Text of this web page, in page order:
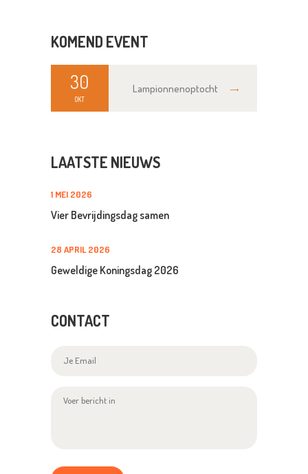
KOMEND EVENT
30
OKT
Lampionnenoptocht
LAATSTE NIEUWS
1 MEI 2026
Vier Bevrijdingsdag samen
28 APRIL 2026
Geweldige Koningsdag 2026
CONTACT